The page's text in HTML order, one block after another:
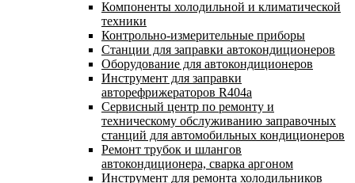
Компоненты холодильной и климатической
техники
Контрольно-измерительные приборы
Станции для заправки автокондиционеров
Оборудование для автокондиционеров
Инструмент для заправки
авторефрижераторов R404a
Сервисный центр по ремонту и
техническому обслуживанию заправочных
станций для автомобильных кондиционеров
Ремонт трубок и шлангов
автокондиционера, сварка аргоном
Инструмент для ремонта холодильников